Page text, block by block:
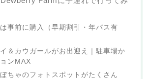
事前に購入（早期割引・年パス有
＆カウガールがお出迎え｜駐車場か
ンMAX
ちゃのフォトスポットがたくさん